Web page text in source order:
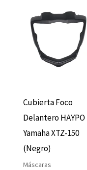
Cubierta Foco
Delantero HAYPO
Yamaha XTZ-150
(Negro)
Máscaras